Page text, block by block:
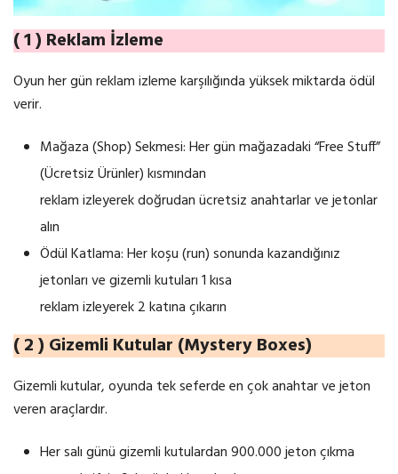
( 1 ) Reklam İzleme
Oyun her gün reklam izleme karşılığında yüksek miktarda ödül
verir.
Mağaza (Shop) Sekmesi: Her gün mağazadaki “Free Stuff”
(Ücretsiz Ürünler) kısmından
reklam izleyerek doğrudan ücretsiz anahtarlar ve jetonlar
alın
Ödül Katlama: Her koşu (run) sonunda kazandığınız
jetonları ve gizemli kutuları 1 kısa
reklam izleyerek 2 katına çıkarın
( 2 ) Gizemli Kutular (Mystery Boxes)
Gizemli kutular, oyunda tek seferde en çok anahtar ve jeton
veren araçlardır.
Her salı günü gizemli kutulardan 900.000 jeton çıkma